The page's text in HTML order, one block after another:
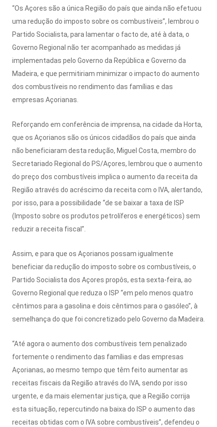
“Os Açores são a única Região do país que ainda não efetuou
uma redução do imposto sobre os combustíveis”, lembrou o
Partido Socialista, para lamentar o facto de, até à data, o
Governo Regional não ter acompanhado as medidas já
implementadas pelo Governo da República e Governo da
Madeira, e que permitiriam minimizar o impacto do aumento
dos combustíveis no rendimento das famílias e das
empresas Açorianas.
Reforçando em conferência de imprensa, na cidade da Horta,
que os Açorianos são os únicos cidadãos do país que ainda
não beneficiaram desta redução, Miguel Costa, membro do
Secretariado Regional do PS/Açores, lembrou que o aumento
do preço dos combustíveis implica o aumento da receita da
Região através do acréscimo da receita com o IVA, alertando,
por isso, para a possibilidade “de se baixar a taxa de ISP
(Imposto sobre os produtos petrolíferos e energéticos) sem
reduzir a receita fiscal”.
Assim, e para que os Açorianos possam igualmente
beneficiar da redução do imposto sobre os combustíveis, o
Partido Socialista dos Açores propôs, esta sexta-feira, ao
Governo Regional que reduza o ISP “em pelo menos quatro
cêntimos para a gasolina e dois cêntimos para o gasóleo”, à
semelhança do que foi concretizado pelo Governo da Madeira.
“Até agora o aumento dos combustíveis tem penalizado
fortemente o rendimento das famílias e das empresas
Açorianas, ao mesmo tempo que têm feito aumentar as
receitas fiscais da Região através do IVA, sendo por isso
urgente, e da mais elementar justiça, que a Região corrija
esta situação, repercutindo na baixa do ISP o aumento das
receitas obtidas com o IVA sobre combustíveis”, defendeu o